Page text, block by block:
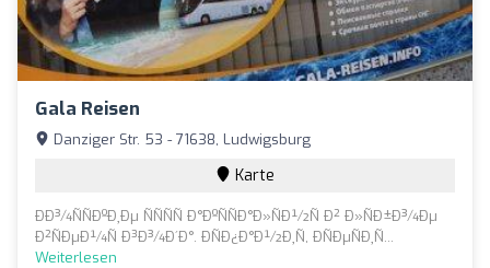
Gala Reisen
Danziger Str. 53 - 71638, Ludwigsburg
Karte
ÐÐ¾ÑÑÐºÐ¸Ðµ ÑÑÑÑ Ð°ÐºÑÑÐ°Ð»ÑÐ½Ñ Ð² Ð»ÑÐ±Ð¾Ðµ
Ð²ÑÐµÐ¼Ñ Ð³Ð¾Ð´Ð°. ÐÑÐ¿Ð°Ð½Ð¸Ñ, ÐÑÐµÑÐ¸Ñ...
Weiterlesen